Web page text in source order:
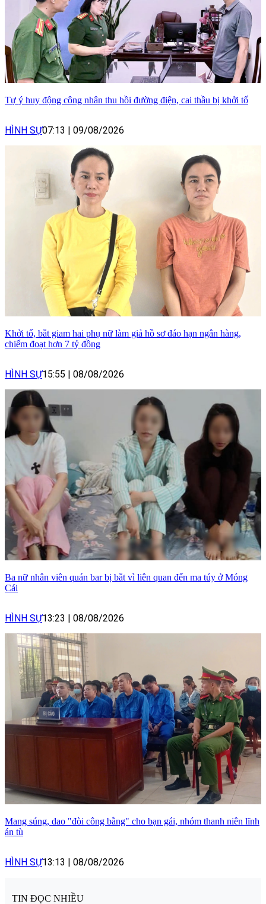
Tự ý huy động công nhân thu hồi đường điện, cai thầu bị khởi tố
HÌNH SỰ07:13 09/08/2026
Khởi tố, bắt giam hai phụ nữ làm giả hồ sơ đáo hạn ngân hàng,
chiếm đoạt hơn 7 tỷ đồng
HÌNH SỰ15:55 08/08/2026
Ba nữ nhân viên quán bar bị bắt vì liên quan đến ma túy ở Móng
Cái
HÌNH SỰ13:23 08/08/2026
Mang súng, dao "đòi công bằng" cho bạn gái, nhóm thanh niên lĩnh
án tù
HÌNH SỰ13:13 08/08/2026
TIN ĐỌC NHIỀU